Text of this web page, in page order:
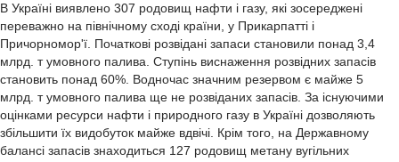
В Україні виявлено 307 родовищ нафти і газу, які зосереджені
переважно на північному сході країни, у Прикарпатті і
Причорномор'ї. Початкові розвідані запаси становили понад 3,4
млрд. т умовного палива. Ступінь виснаження розвідних запасів
становить понад 60%. Водночас значним резервом є майже 5
млрд. т умовного палива ще не розвіданих запасів. За існуючими
оцінками ресурси нафти і природного газу в Україні дозволяють
збільшити їх видобуток майже вдвічі. Крім того, на Державному
балансі запасів знаходиться 127 родовищ метану вугільних